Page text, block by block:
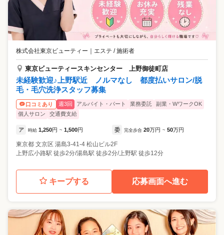
株式会社東京ビューティー ｜ エステ / 施術者
東京ビューティースキンセンター 上野御徒町店
未経験歓迎♪上野駅近 ノルマなし 都度払いサロン/脱
毛・毛穴洗浄スタッフ募集
口コミあり 週3回 アルバイト・パート 業務委託
副業・WワークOK
個人サロン
交通費支給
ア 時給 1,250円 ~ 1,500円 委 完全歩合 20万円 ~ 50万円
東京都 文京区 湯島3-41-4 松山ビル2F
上野広小路駅 徒歩2分/湯島駅 徒歩2分/上野駅 徒歩12分
キープする 応募画面へ進む